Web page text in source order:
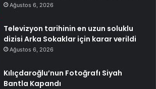
Ağustos 6, 2026
Televizyon tarihinin en uzun soluklu
dizisi Arka Sokaklar için karar verildi
Ağustos 6, 2026
Kılıçdaroğlu’nun Fotoğrafı Siyah
Bantla Kapandı